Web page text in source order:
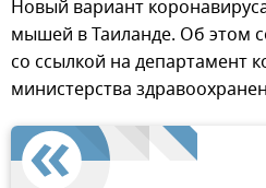
Новый вариант
мышей в Таиланде. Об этом
со ссылкой на департамент
министерства